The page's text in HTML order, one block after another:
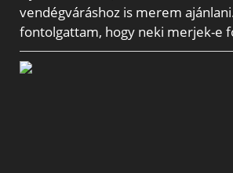
vendégváráshoz is merem
fontolgattam, hogy neki merjek-e